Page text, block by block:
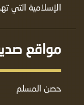
الإسلامية التي
مواقع
حصن المسلم